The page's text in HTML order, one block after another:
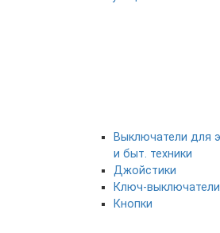
Выключатели для
и быт. техники
Джойстики
Ключ-выключатели
Кнопки